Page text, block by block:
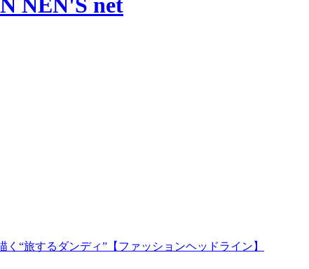
NEN'S net
“旅するダンディ”【ファッションヘッドライン】